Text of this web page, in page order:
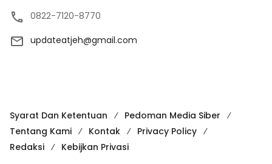
0822-7120-8770
updateatjeh@gmail.com
Syarat Dan Ketentuan
Pedoman Media Siber
Tentang Kami
Kontak
Privacy Policy
Redaksi
Kebijkan Privasi